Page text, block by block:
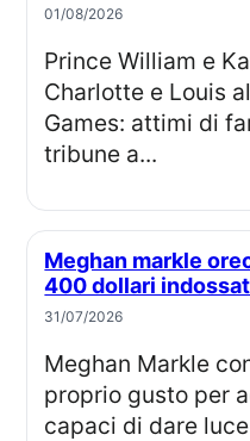
01/08/2026
Prince William e Kate con George,
Charlotte e Louis
Games: attimi di
tribune a...
Meghan markle orecchini dorati sotto i
400 dollari
31/07/2026
Meghan Markle continua a confermare il
proprio gusto per
capaci di dare